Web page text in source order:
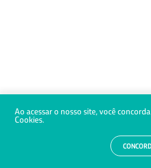
Ao acessar o nosso site, você
Cookies.